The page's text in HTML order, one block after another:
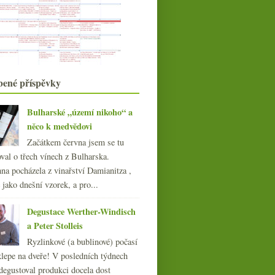
Výtečný Riesling z Pfalze
a další z Weinviertelu
ledna(21)
(239)
(239)
(240)
(250)
(251)
(254)
(249)
(254)
(252)
(249)
(249)
(270)
(108)
příspěvky
Bulharské „území nikoho“ a
něco k medvědovi
Začátkem června jsem se tu
o třech vínech z Bulharska.
pocházela z vinařství Damianitza ,
jako dnešní vzorek, a pro...
Degustace Werther-Windisch
a Peter Stolleis
Ryzlinkové (a bublinové) počasí
na dveře! V posledních týdnech
produkci docela dost